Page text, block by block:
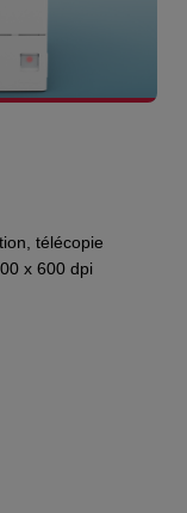
télécopie
x 600 dpi